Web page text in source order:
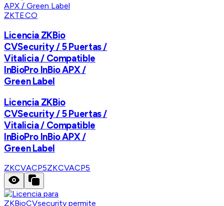
ZKTECO
Licencia ZKBio
CVSecurity / 5 Puertas /
Vitalicia / Compatible
InBioPro InBio APX /
Green Label
Licencia ZKBio
CVSecurity / 5 Puertas /
Vitalicia / Compatible
InBioPro InBio APX /
Green Label
ZKCVACP5ZKCVACP5